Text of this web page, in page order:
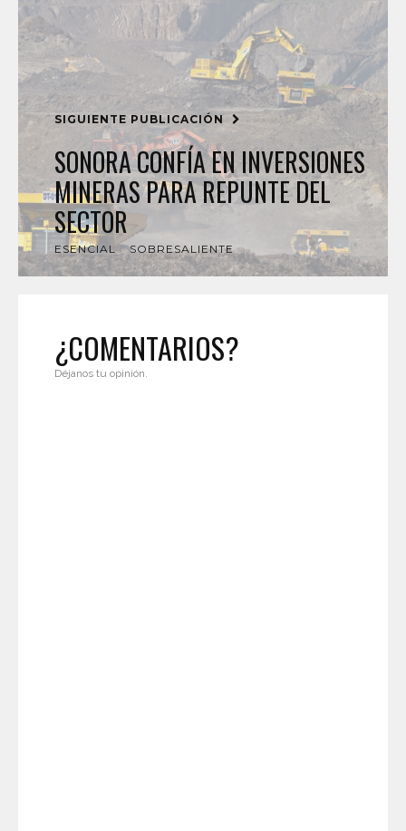
SIGUIENTE PUBLICACIÓN
SONORA CONFÍA EN INVERSIONES
MINERAS PARA REPUNTE DEL
SECTOR
ESENCIAL SOBRESALIENTE
¿COMENTARIOS?
Déjanos tu opinión.